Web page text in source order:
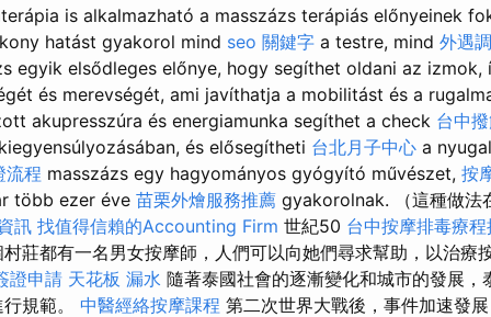
is alkalmazható a masszázs terápiás előnyeinek
hatást gyakorol mind seo 關鍵字 a testre, mind 外遇
egyik elsődleges előnye, hogy segíthet oldani az izmok,
és merevségét, ami javíthatja a mobilitást és a
akupresszúra és energiamunka segíthet a check 台中
kiegyensúlyozásában, és elősegítheti 台北月子中心 a
流程 masszázs egy hagyományos gyógyító művészet, 按
több ezer éve 苗栗外燴服務推薦 gyakorolnak. （這種做法
訊 找值得信賴的Accounting Firm 世紀50 台中按摩排毒療程
莊都有一名男女按摩師，人們可以向她們尋求幫助，以治療
證申請 天花板 漏水 隨著泰國社會的逐漸變化和城市的發展，
規範。 中醫經絡按摩課程 第二次世界大戰後，事件加速發